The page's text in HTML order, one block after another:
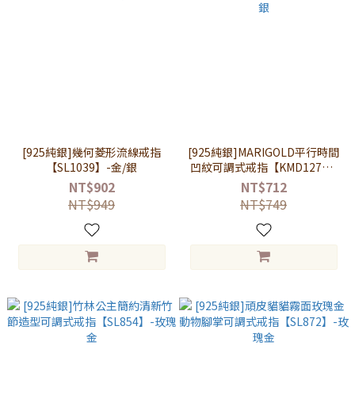
[925純銀]幾何菱形流線戒指
【SL1039】-金/銀
NT$902
NT$949
[925純銀]MARIGOLD平行時間
凹紋可調式戒指【KMD127】-
男款銀
NT$712
NT$749